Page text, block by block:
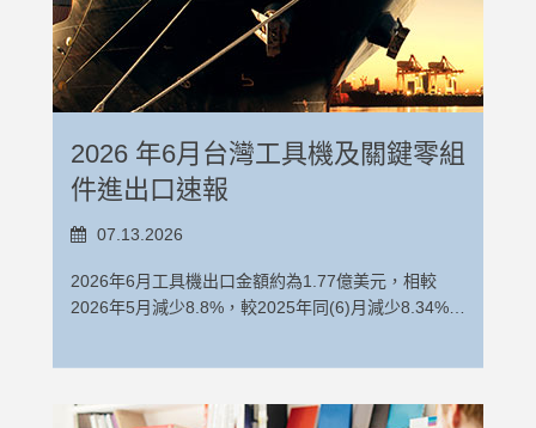
2026 年6月台灣工具機及關鍵零組
件進出口速報
07.13.2026
2026年6月工具機出口金額約為1.77億美元，相較
2026年5月減少8.8%，較2025年同(6)月減少8.34%。
減少17.4%。 2026年1-6月工具機累計出口金額為
2026年6月工具機出口金額約為1.77億美元，相較